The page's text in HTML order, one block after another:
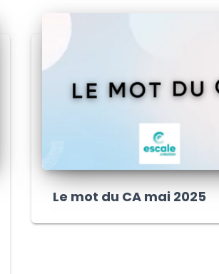
Le mot du CA mai 2025